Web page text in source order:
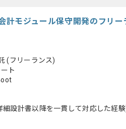
計モジュール保守開発のフリー
(フリーランス)
ト
細設計書以降を一貫して対応した経